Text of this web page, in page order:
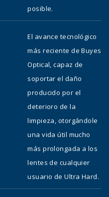
posible.
El avance tecnológico
más reciente de Buyes
Optical, capaz de
soportar el daño
producido por el
deterioro de la
limpieza, otorgándole
una vida útil mucho
más prolongada a los
lentes de cualquier
usuario de Ultra Hard.